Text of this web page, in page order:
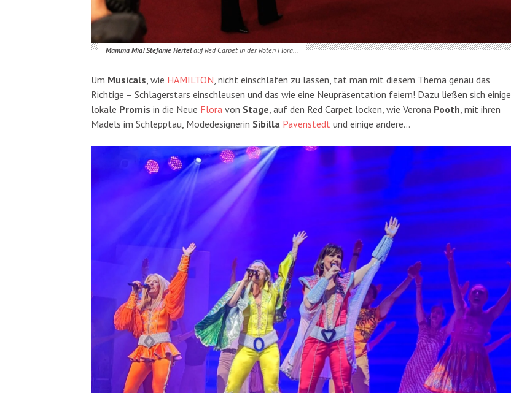
Mamma Mia! Stefanie Hertelauf Red Carpet in der Roten Flora…
Um Musicals, wie HAMILTON, nicht einschlafen zu lassen, tat man mit diesem Thema genau das
Richtige – Schlagerstars einschleusen und das wie eine Neupräsentation feiern! Dazu ließen sich einige
lokale Promis in die Neue Flora von Stage, auf den Red Carpet locken, wie Verona Pooth, mit ihren
Mädels im Schlepptau, Modedesignerin Sibilla Pavenstedt und einige andere…